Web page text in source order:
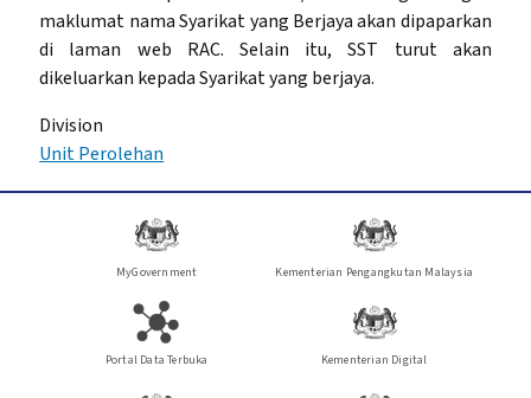
maklumat nama Syarikat yang Berjaya akan dipaparkan
di laman web RAC. Selain itu, SST turut akan
dikeluarkan kepada Syarikat yang berjaya.
Division
Unit Perolehan
MyGovernment Kementerian Pengangkutan Malaysia
Portal Data Terbuka Kementerian Digital